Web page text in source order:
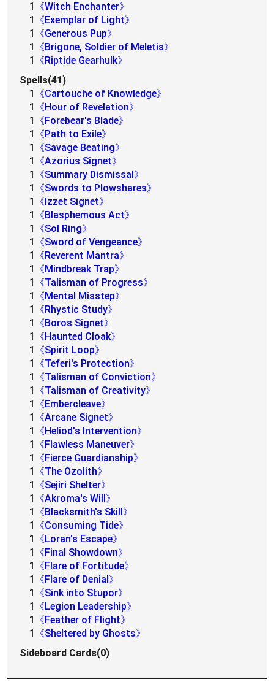
1
《Witch Enchanter》
1
《Exemplar of Light》
1
《Generous Pup》
1
《Brigone, Soldier of Meletis》
1
《Riptide Gearhulk》
Spells(41)
1
《Cartouche of Knowledge》
1
《Hour of Revelation》
1
《Forebear's Blade》
1
《Path to Exile》
1
《Savage Beating》
1
《Azorius Signet》
1
《Summary Dismissal》
1
《Swords to Plowshares》
1
《Izzet Signet》
1
《Blasphemous Act》
1
《Sol Ring》
1
《Sword of Vengeance》
1
《Reverent Mantra》
1
《Mindbreak Trap》
1
《Talisman of Progress》
1
《Mental Misstep》
1
《Rhystic Study》
1
《Boros Signet》
1
《Haunted Cloak》
1
《Spirit Loop》
1
《Teferi's Protection》
1
《Talisman of Conviction》
1
《Talisman of Creativity》
1
《Embercleave》
1
《Arcane Signet》
1
《Heliod's Intervention》
1
《Flawless Maneuver》
1
《Fierce Guardianship》
1
《The Ozolith》
1
《Sejiri Shelter》
1
《Akroma's Will》
1
《Blacksmith's Skill》
1
《Consuming Tide》
1
《Loran's Escape》
1
《Final Showdown》
1
《Flare of Fortitude》
1
《Flare of Denial》
1
《Sink into Stupor》
1
《Legion Leadership》
1
《Feather of Flight》
1
《Sheltered by Ghosts》
Sideboard Cards(0)